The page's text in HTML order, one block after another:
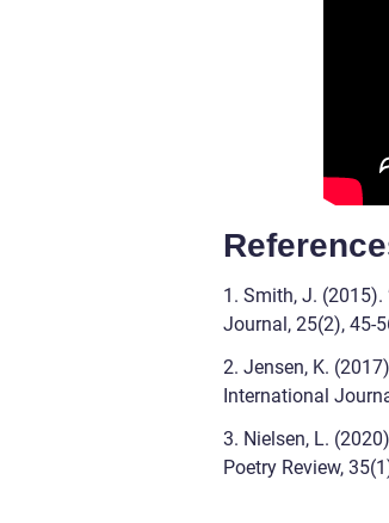
1. Smith, J. (2015).
Journal, 25(2), 45-
2. Jensen, K.
International
3. Nielsen, L.
Poetry Review,